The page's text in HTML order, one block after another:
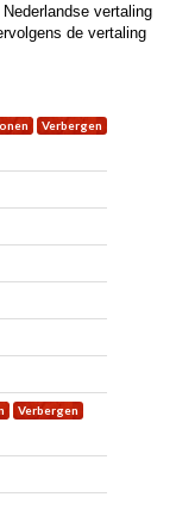
vertaling
de vertaling